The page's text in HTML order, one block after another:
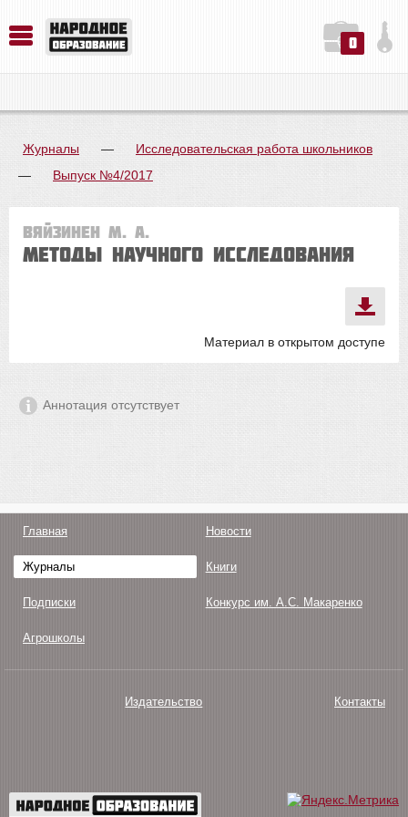
0
Журналы —
Исследовательская работа школьников
—
Выпуск №4/2017
Вяйзинен М. А.
Методы научного исследования
Материал в открытом доступе
Аннотация отсутствует
Главная Новости
Журналы Книги
Подписки Конкурс им. А.С. Макаренко
Агрошколы
Издательство Контакты